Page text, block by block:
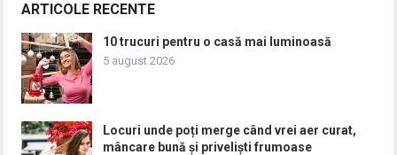
ARTICOLE RECENTE
10 trucuri pentru o casă mai luminoasă
5 august 2026
Locuri unde poți merge când vrei aer curat,
mâncare bună și priveliști frumoase